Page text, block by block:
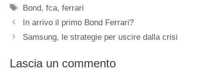
Tag
Bond,fca,ferrari
In arrivo il primo Bond Ferrari?
Samsung, le strategie per uscire dalla crisi
Lascia un commento